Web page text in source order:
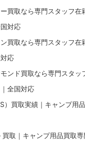
買取なら専門スタッフ在
対応
買取なら専門スタッフ在
応
ンド買取なら専門スタッ
全国対応
）買取実績｜キャンプ用
取｜キャンプ用品買取専